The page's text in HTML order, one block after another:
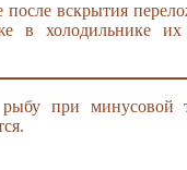
вскрытия
в холодильнике
при минусовой